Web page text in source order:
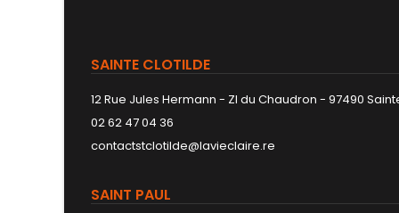
SAINTE CLOTILDE
12 Rue Jules Hermann - ZI du Chaudron - 97490
02 62 47 04 36
contactstclotilde@lavieclaire.re
SAINT PAUL